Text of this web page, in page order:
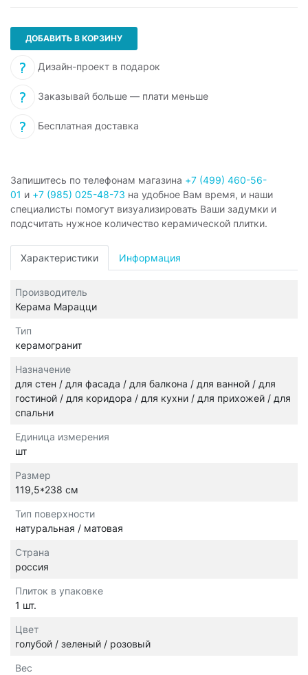
ДОБАВИТЬ В КОРЗИНУ
Дизайн-проект в подарок
Заказывай больше — плати меньше
Бесплатная доставка
Запишитесь по телефонам магазина +7 (499) 460-56-
01 и +7 (985) 025-48-73 на удобное Вам время, и наши
специалисты помогут визуализировать Ваши задумки и
подсчитать нужное количество керамической плитки.
Характеристики Информация
Производитель
Керама Марацци
Тип
керамогранит
Назначение
для стен / для фасада / для балкона / для ванной / для
гостиной / для коридора / для кухни / для прихожей / для
спальни
Единица измерения
шт
Размер
119,5*238 см
Тип поверхности
натуральная / матовая
Страна
россия
Плиток в упаковке
1 шт.
Цвет
голубой / зеленый / розовый
Вес